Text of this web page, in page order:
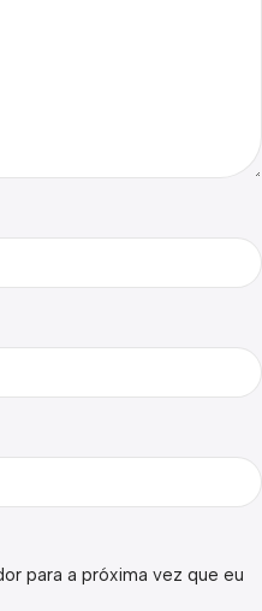
para a próxima vez que eu